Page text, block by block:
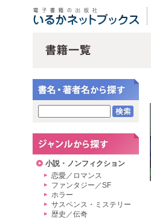
小説・ノンフィクション
恋愛／ロマンス
ファンタジー／SF
ホラー
サスペンス・ミステリー
歴史／伝奇